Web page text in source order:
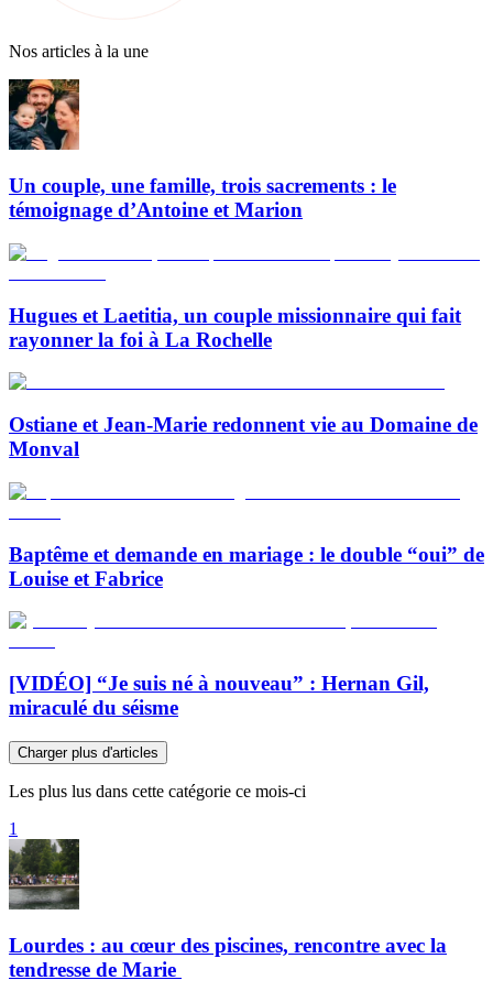
Nos articles à la une
Un couple, une famille, trois sacrements : le
témoignage d’Antoine et Marion
Hugues et Laetitia, un couple missionnaire qui fait
rayonner la foi à La Rochelle
Ostiane et Jean-Marie redonnent vie au Domaine de
Monval
Baptême et demande en mariage : le double “oui” de
Louise et Fabrice
[VIDÉO] “Je suis né à nouveau” : Hernan Gil,
miraculé du séisme
Charger plus d'articles
Les plus lus dans cette catégorie ce mois-ci
1
Lourdes : au cœur des piscines, rencontre avec la
tendresse de Marie